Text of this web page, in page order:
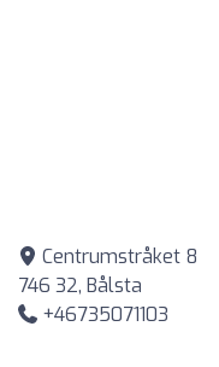
Centrumstråket 8
746 32, Bålsta
+46735071103